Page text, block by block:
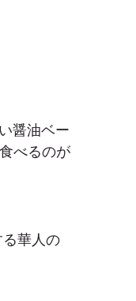
醤油ベー
べるのが
華人の